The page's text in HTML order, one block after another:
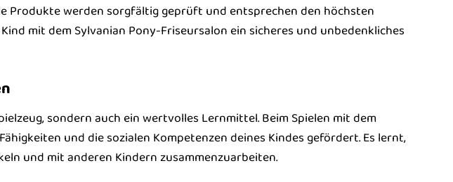
Produkte werden sorgfältig geprüft und entsprechen den höchsten
mit dem Sylvanian Pony-Friseursalon ein sicheres und unbedenkliches
sondern auch ein wertvolles Lernmittel. Beim Spielen mit dem
und die sozialen Kompetenzen deines Kindes gefördert. Es lernt,
und mit anderen Kindern zusammenzuarbeiten.